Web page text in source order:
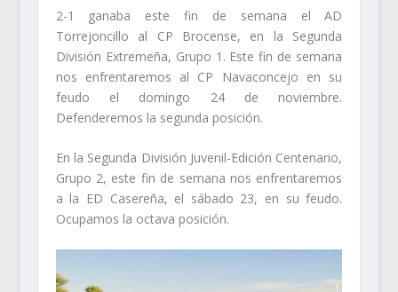
2-1 ganaba este fin de semana el AD
Torrejoncillo al CP Brocense, en la Segunda
División Extremeña, Grupo 1. Este fin de semana
nos enfrentaremos al CP Navaconcejo en su
feudo el domingo 24 de noviembre.
Defenderemos la segunda posición.
En la Segunda División Juvenil-Edición Centenario,
Grupo 2, este fin de semana nos enfrentaremos
a la ED Casereña, el sábado 23, en su feudo.
Ocupamos la octava posición.